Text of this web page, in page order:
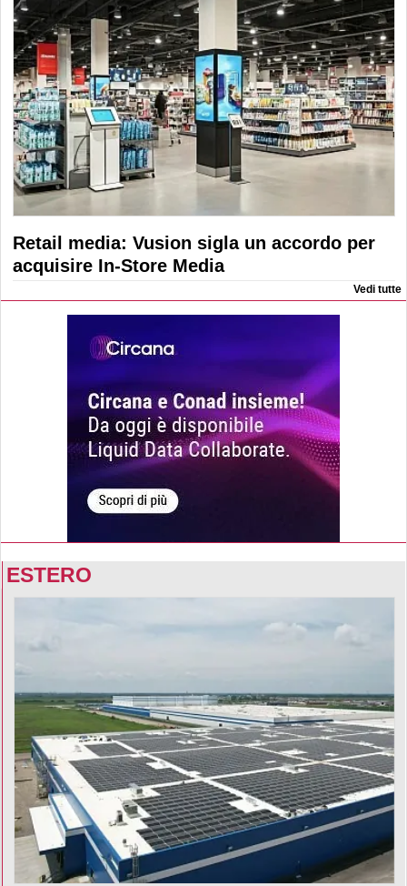
Retail media: Vusion sigla un accordo per
acquisire In-Store Media
Vedi tutte
ESTERO